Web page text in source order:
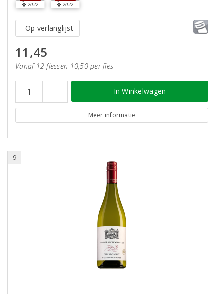
2022 2022
Op verlanglijst
11,45
Vanaf 12 flessen 10,50 per fles
In Winkelwagen
Meer informatie
9